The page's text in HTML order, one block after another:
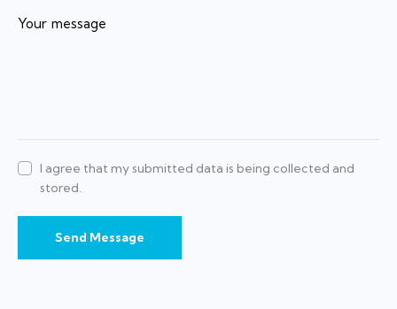
I agree that my submitted data is being collected and
stored.
Send Message